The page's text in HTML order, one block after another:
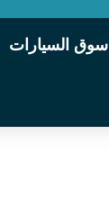
سوق السيارات